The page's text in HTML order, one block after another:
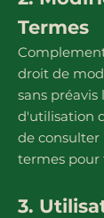
Termes
droit de
sans
d'utilisation
de
termes pour
3.